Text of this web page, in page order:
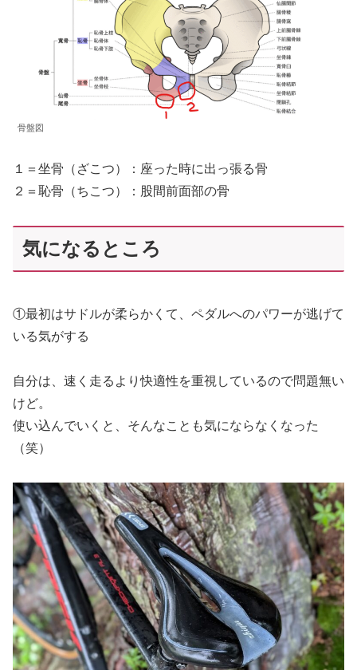
骨盤図
１＝坐骨（ざこつ）：座った時に出っ張る骨
２＝恥骨（ちこつ）：股間前面部の骨
気になるところ
①最初はサドルが柔らかくて、ペダルへのパワーが逃げて
いる気がする
自分は、速く走るより快適性を重視しているので問題無い
けど。
使い込んでいくと、そんなことも気にならなくなった
（笑）